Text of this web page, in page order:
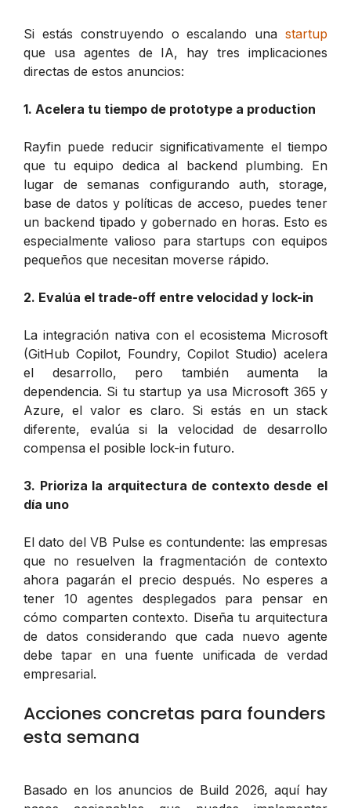
Si estás construyendo o escalando una startup
que usa agentes de IA, hay tres implicaciones
directas de estos anuncios:
1. Acelera tu tiempo de prototype a production
Rayfin puede reducir significativamente el tiempo
que tu equipo dedica al backend plumbing. En
lugar de semanas configurando auth, storage,
base de datos y políticas de acceso, puedes tener
un backend tipado y gobernado en horas. Esto es
especialmente valioso para startups con equipos
pequeños que necesitan moverse rápido.
2. Evalúa el trade-off entre velocidad y lock-in
La integración nativa con el ecosistema Microsoft
(GitHub Copilot, Foundry, Copilot Studio) acelera
el desarrollo, pero también aumenta la
dependencia. Si tu startup ya usa Microsoft 365 y
Azure, el valor es claro. Si estás en un stack
diferente, evalúa si la velocidad de desarrollo
compensa el posible lock-in futuro.
3. Prioriza la arquitectura de contexto desde el
día uno
El dato del VB Pulse es contundente: las empresas
que no resuelven la fragmentación de contexto
ahora pagarán el precio después. No esperes a
tener 10 agentes desplegados para pensar en
cómo comparten contexto. Diseña tu arquitectura
de datos considerando que cada nuevo agente
debe tapar en una fuente unificada de verdad
empresarial.
Acciones concretas para founders
esta semana
Basado en los anuncios de Build 2026, aquí hay